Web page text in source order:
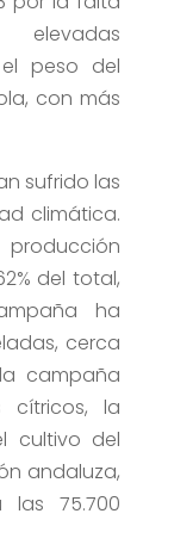
peso del
con más
sufrido las
climática.
del total,
ha
cerca
campaña
cítricos, la
cultivo del
andaluza,
75.700